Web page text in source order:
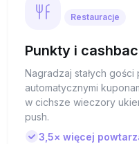
Restauracje
Punkty i
Nagradzaj stałych gości
automatycznymi
w cichsze wieczory
push.
3,5× więcej